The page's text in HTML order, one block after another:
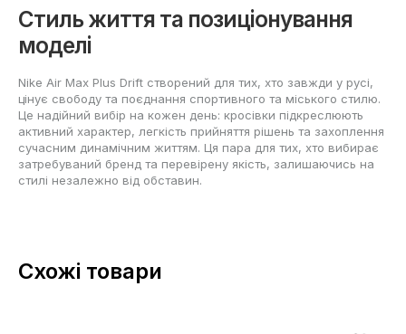
Стиль життя та позиціонування
моделі
Nike Air Max Plus Drift створений для тих, хто завжди у русі,
цінує свободу та поєднання спортивного та міського стилю.
Це надійний вибір на кожен день: кросівки підкреслюють
активний характер, легкість прийняття рішень та захоплення
сучасним динамічним життям. Ця пара для тих, хто вибирає
затребуваний бренд та перевірену якість, залишаючись на
стилі незалежно від обставин.
Схожі товари